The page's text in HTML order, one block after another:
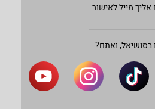
מייל לאישור
בסושיאל, ואתם?